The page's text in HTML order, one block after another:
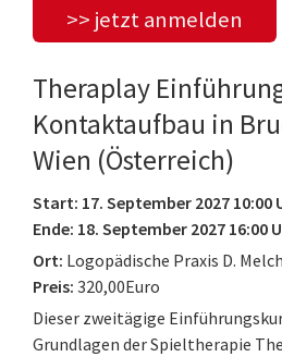
>> jetzt anmelden
Theraplay
Kontaktaufbau in
Wien (Österreich)
Start: 17. September 2027 10:00
Ende: 18. September 2027 16:00
Ort: Logopädische Praxis D.
Preis: 320,00Euro
Dieser zweitägige
Grundlagen der Spieltherapie